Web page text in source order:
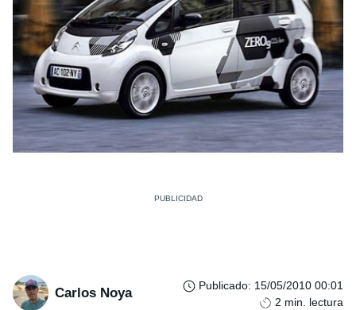
Carlos Noya Publicado: 15/05/2010 00:01
2 min. lectura